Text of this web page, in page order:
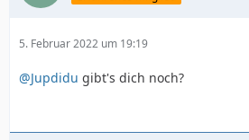
5. Februar 2022 um 19:19
@Jupdidu gibt's dich noch?